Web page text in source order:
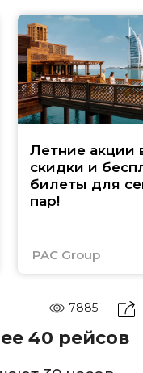
Летние акции
скидки и
билеты для
пар!
PAC Group
7885
40 рейсов